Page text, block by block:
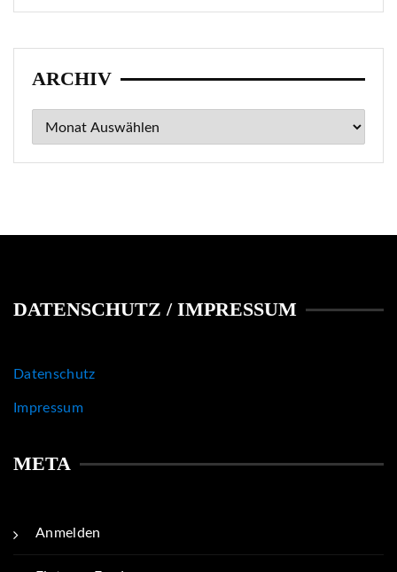
ARCHIV
Archiv
DATENSCHUTZ / IMPRESSUM
Datenschutz
Impressum
META
Anmelden